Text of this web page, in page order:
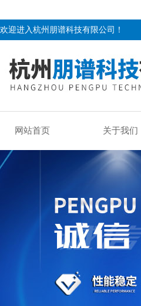
欢迎进入杭州朋谱科技有限公司！
网站首页 关于我们